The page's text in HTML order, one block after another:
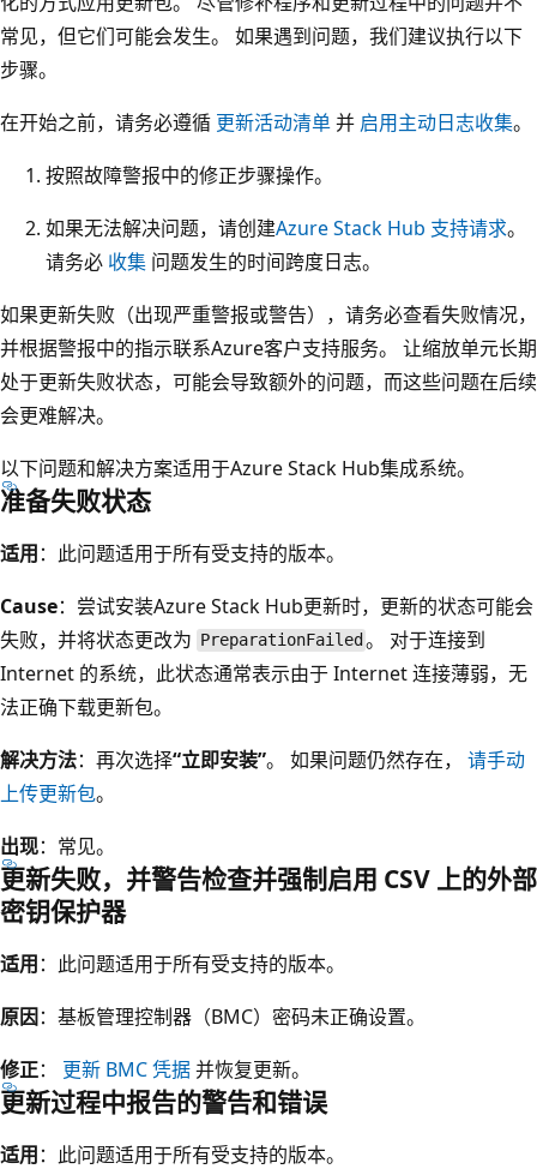
常见，但它们可能会发生。 如果遇到问题，我们建议执行以下
步骤。
在开始之前，请务必遵循 更新活动清单并 启用主动日志收集。
按照故障警报中的修正步骤操作。
如果无法解决问题，请创建Azure Stack Hub 支持请求。
请务必 收集 问题发生的时间跨度日志。
如果更新失败（出现严重警报或警告），请务必查看失败情况，
并根据警报中的指示联系Azure客户支持服务。 让缩放单元长期
处于更新失败状态，可能会导致额外的问题，而这些问题在后续
会更难解决。
以下问题和解决方案适用于Azure Stack Hub集成系统。
准备失败状态
适用：此问题适用于所有受支持的版本。
Cause：尝试安装Azure Stack Hub更新时，更新的状态可能会
失败，并将状态更改为 PreparationFailed 。 对于连接到
Internet 的系统，此状态通常表示由于 Internet 连接薄弱，无
法正确下载更新包。
解决方法：再次选择“立即安装”。 如果问题仍然存在， 请手动
上传更新包。
出现：常见。
更新失败，并警告检查并强制启用 CSV 上的外部
密钥保护器
适用：此问题适用于所有受支持的版本。
原因：基板管理控制器（BMC）密码未正确设置。
修正： 更新 BMC 凭据并恢复更新。
更新过程中报告的警告和错误
适用：此问题适用于所有受支持的版本。